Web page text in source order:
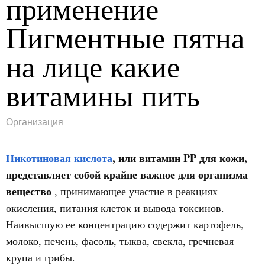
применение
Пигментные пятна
на лице какие
витамины пить
Организация
Никотиновая кислота, или витамин PP для кожи,
представляет собой крайне важное для организма
вещество , принимающее участие в реакциях
окисления, питания клеток и вывода токсинов.
Наивысшую ее концентрацию содержит картофель,
молоко, печень, фасоль, тыква, свекла, гречневая
крупа и грибы.